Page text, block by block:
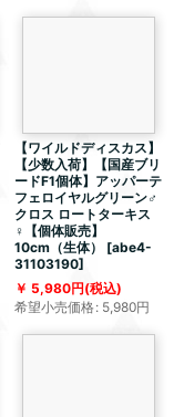
【ワイルドディスカス】
【少数入荷】【国産ブリ
ードF1個体】アッパーテ
フェロイヤルグリーン♂
クロス ロートターキス
♀【個体販売】
10cm（生体）
[abe4-
31103190]
5,980円(税込)
希望小売価格: 5,980円